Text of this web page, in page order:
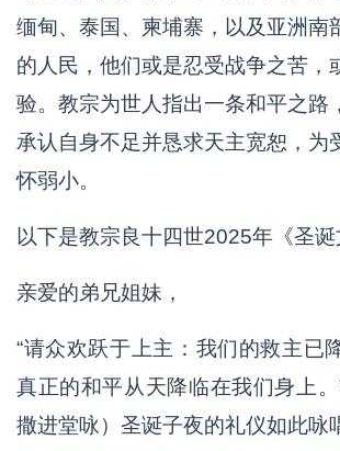
缅甸、泰国、柬埔寨，以及亚洲南
的人民，他们或是忍受战争之苦，
验。教宗为世人指出一条和平之路
承认自身不足并恳求天主宽恕，为
怀弱小。
以下是教宗良十四世2025年《圣诞
亲爱的弟兄姐妹，
“请众欢跃于上主：我们的救主已
真正的和平从天降临在我们身上
撒进堂咏）圣诞子夜的礼仪如此咏